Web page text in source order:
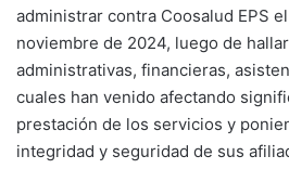
administrar contra Coosalud EPS
noviembre de 2024, luego de
administrativas, financieras,
cuales han venido afectando
prestación de los servicios y
integridad y seguridad de sus